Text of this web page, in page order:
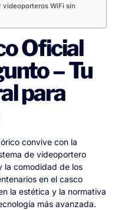
videoporteros WiFi sin
Oficial
– Tu
para
convive con la
de videoportero
la comodidad de los
en el casco
la estética y la normativa
más avanzada.